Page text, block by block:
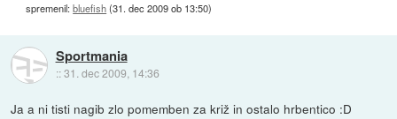
spremenil:bluefish(31. dec 2009 ob 13:50)
Sportmania
::31. dec 2009, 14:36
Ja a ni tisti nagib zlo pomemben za križ in ostalo hrbentico :D